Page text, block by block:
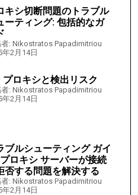
キシ切断問題のトラブル
ーティング: 包括的なガ
: Nikostratos Papadimitriou
年2月14日
プロキシと検出リスク
: Nikostratos Papadimitriou
年2月14日
ブルシューティング ガイ
プロキシ サーバーが接続
否する問題を解決する
: Nikostratos Papadimitriou
年2月14日